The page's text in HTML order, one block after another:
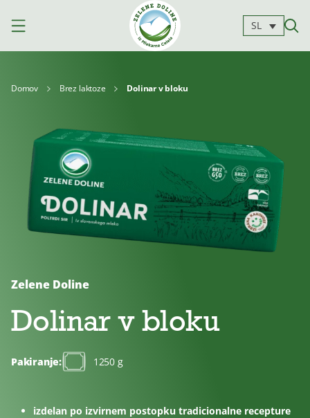
SL
Mleko Jogurti
Kajmak
Za
Brez
laktoze
Brez
sladkorja
Za
Domov Brez laktoze Dolinar v bloku
Zelene Doline
Dolinar v bloku
Pakiranje: 1250 g
izdelan po izvirnem postopku tradicionalne recepture